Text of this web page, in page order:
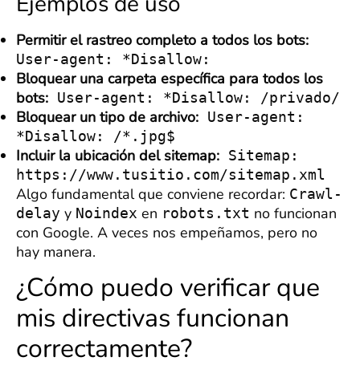
Permitir el rastreo completo a todos los bots:
User-agent: *Disallow:
Bloquear una carpeta específica para todos los
bots: User-agent: *Disallow: /privado/
Bloquear un tipo de archivo: User-agent:
*Disallow: /*.jpg$
Incluir la ubicación del sitemap: Sitemap:
https://www.tusitio.com/sitemap.xml
Algo fundamental que conviene recordar: Crawl-
delay y Noindex en robots.txt no funcionan
con Google. A veces nos empeñamos, pero no
hay manera.
¿Cómo puedo verificar que
mis directivas funcionan
correctamente?